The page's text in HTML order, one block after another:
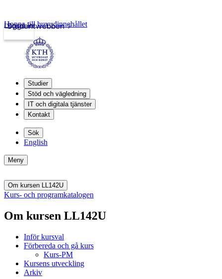
Studentwebben
Logga in
Hoppa till huvudinnehållet
Studier
Stöd och vägledning
IT och digitala tjänster
Kontakt
Sök
English
Meny
Om kursen LL142U
Kurs- och programkatalogen
Om kursen LL142U
Inför kursval
Förbereda och gå kurs
Kurs-PM
Kursens utveckling
Arkiv